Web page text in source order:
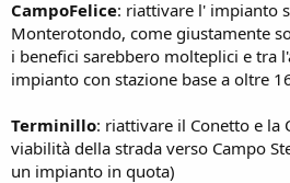
CampoFelice: riattivare l' impianto
Monterotondo, come giustamente
i benefici sarebbero molteplici e tra
impianto con stazione base a oltre
Terminillo: riattivare il Conetto e la
viabilità della strada verso Campo
un impianto in quota)